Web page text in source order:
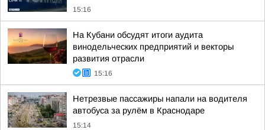
15:16
На Кубани обсудят итоги аудита
винодельческих предприятий и векторы
развития отрасли
15:16
Нетрезвые пассажиры напали на водителя
автобуса за рулём в Краснодаре
15:14